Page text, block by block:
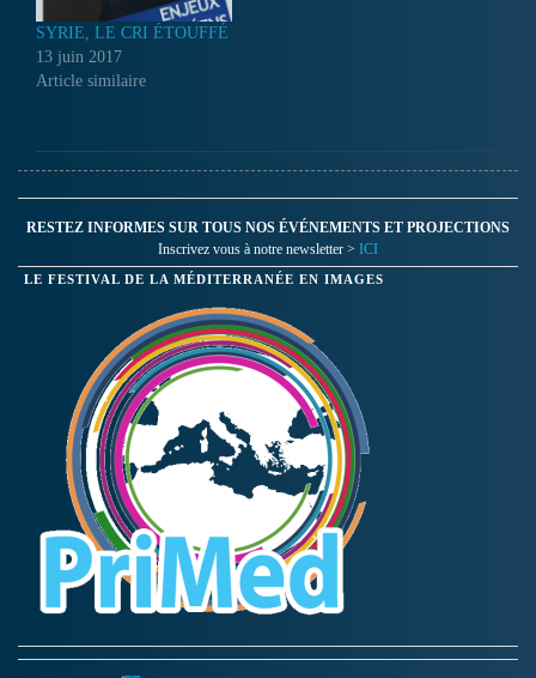
SYRIE, LE CRI ÉTOUFFÉ
13 juin 2017
Article similaire
RESTEZ INFORMES SUR TOUS NOS ÉVÉNEMENTS ET PROJECTIONS
Inscrivez vous à notre newsletter > ICI
LE FESTIVAL DE LA MÉDITERRANÉE EN IMAGES